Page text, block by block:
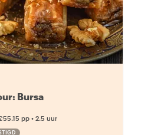
Bursa
pp• 2.5 uur